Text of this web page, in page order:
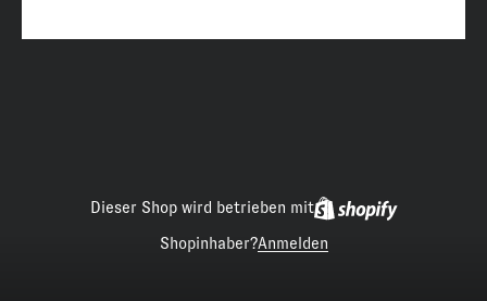
Dieser Shop wird betrieben mit
Shopinhaber?Anmelden